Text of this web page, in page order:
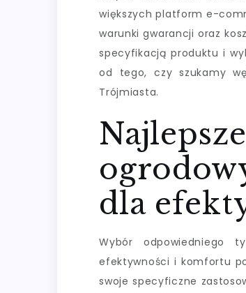
większych platform e-
warunki gwarancji oraz
specyfikacją produktu i
od tego, czy szukamy
Trójmiasta.
dla
Wybór odpowiedniego
efektywności i komfortu
swoje specyficzne